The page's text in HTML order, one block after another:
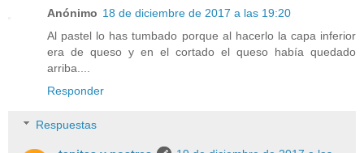
Anónimo 18 de diciembre de 2017 a las 19:20
Al pastel lo has tumbado porque al hacerlo la capa inferior
era de queso y en el cortado el queso había quedado
arriba....
Responder
Respuestas